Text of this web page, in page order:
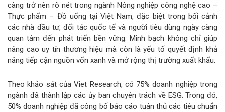
càng trở nên rõ nét trong ngành Nông nghiệp công nghệ cao –
Thực phẩm – Đồ uống tại Việt Nam, đặc biệt trong bối cảnh
các nhà đầu tư, đối tác quốc tế và người tiêu dùng ngày càng
quan tâm đến phát triển bền vững. Minh bạch không chỉ giúp
nâng cao uy tín thương hiệu mà còn là yếu tố quyết định khả
năng tiếp cận nguồn vốn xanh và mở rộng thị trường xuất khẩu.
Theo khảo sát của Viet Research, có 75% doanh nghiệp trong
ngành đã thành lập các ủy ban chuyên trách về ESG. Trong đó,
50% doanh nghiệp đã công bố báo cáo tuân thủ các tiêu chuẩn